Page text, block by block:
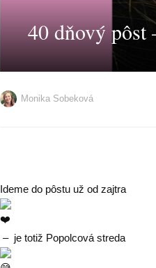
40 dňový pôst
Monika Sobeková
Ideme do pôstu už od zajtra
– je totiž Popolcová streda